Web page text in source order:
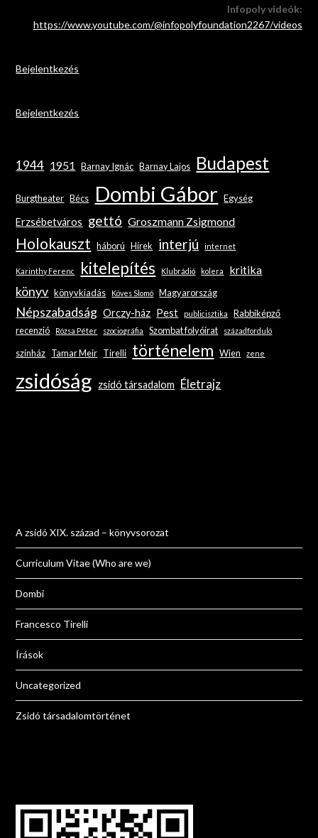
Infopoly videók:
https://www.youtube.com/@infopolyfoundation2267/videos
Bejelentkezés
Bejelentkezés
1944 1951 Barnay Ignác Barnay Lajos Budapest
Burgtheater Bécs Dombi Gábor Egység
Erzsébetváros gettó Groszmann Zsigmond
Holokauszt háború Hírek interjú internet
Karinthy Ferenc kitelepítés Klubrádió kolera kritika
könyv könyvkiadás Köves Slomó Magyarország
Népszabadság Orczy-ház Pest publicisztika
Rabbiképző
recenzió
Rózsa Péter szociográfia Szombat folyóirat századforduló
színház Tamar Meir Tirelli történelem Wien zene
zsidóság zsidó társadalom Életrajz
A zsidó XIX. század – könyvsorozat
Curriculum Vitae (Who are we)
Dombi
Francesco Tirelli
Írások
Uncategorized
Zsidó társadalomtörténet